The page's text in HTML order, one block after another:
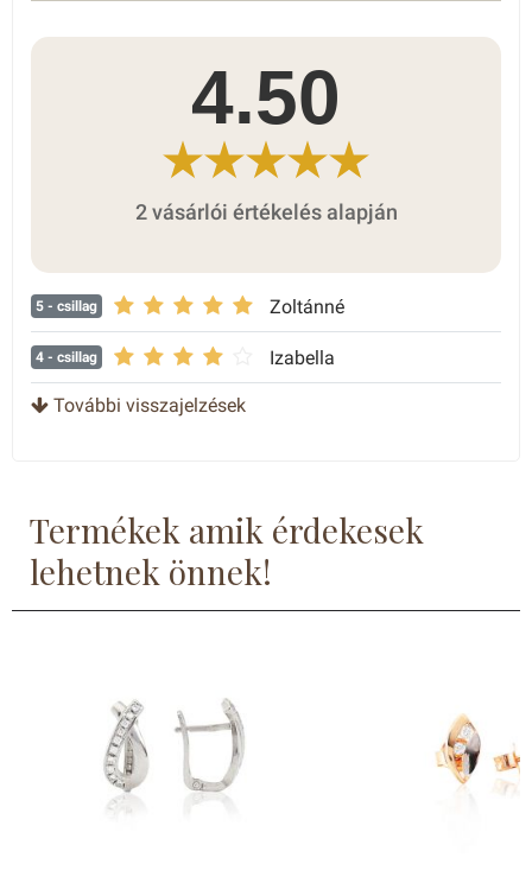
4.50
2 vásárlói értékelés alapján
5 - csillag Zoltánné
4 - csillag Izabella
További visszajelzések
Termékek amik érdekesek
lehetnek önnek!